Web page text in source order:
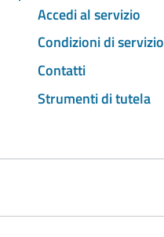
Accedi al servizio
Condizioni di servizio
Contatti
Strumenti di tutela